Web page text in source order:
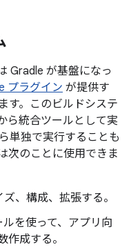
Gradle が基盤になっ
プラグイン が提供す
す。このビルドシステ
ら統合ツールとして実
単独で実行することも
次のことに使用できま
、構成、拡張する。
を使って、アプリ向
作成する。